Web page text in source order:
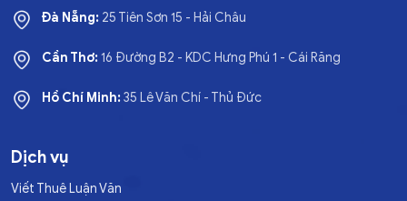
Đà Nẵng: 25 Tiên Sơn 15 - Hải Châu
Cần Thơ:16 Đường B2 - KDC Hưng Phú 1 - Cái Răng
Hồ Chí Minh:35 Lê Văn Chí - Thủ Đức
Dịch vụ
Viết Thuê Luận Văn